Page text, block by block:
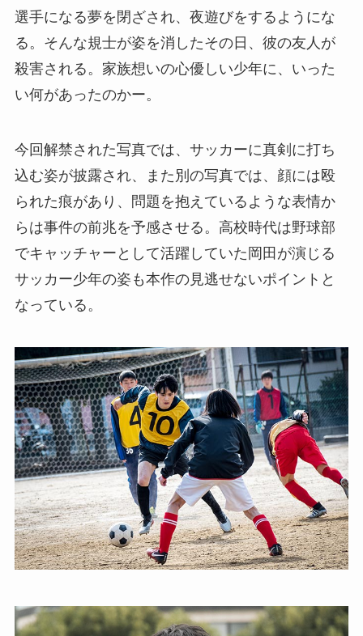
選手になる夢を閉ざされ、夜遊びをするようにな
る。そんな規士が姿を消したその日、彼の友人が
殺害される。家族想いの心優しい少年に、いった
い何があったのかー。
今回解禁された写真では、サッカーに真剣に打ち
込む姿が披露され、また別の写真では、顔には殴
られた痕があり、問題を抱えているような表情か
らは事件の前兆を予感させる。高校時代は野球部
でキャッチャーとして活躍していた岡田が演じる
サッカー少年の姿も本作の見逃せないポイントと
なっている。